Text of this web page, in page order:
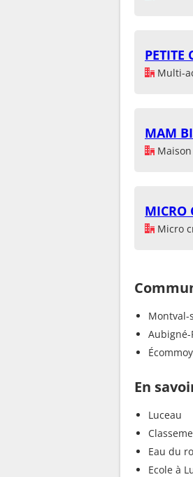
PETITE
Multi-
MAM
MICRO
Micro
Montval-
Aubigné-
En
Luceau
Eau du
Ecole à